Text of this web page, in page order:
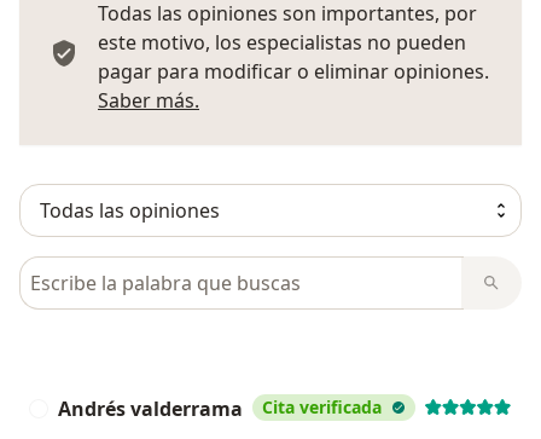
Todas las opiniones son importantes, por
este motivo, los especialistas no pueden
pagar para modificar o eliminar opiniones.
Saber más.
Busca en opiniones
Andrés valderrama Cita verificada